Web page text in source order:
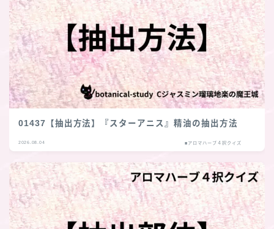
01437【抽出方法】『スターアニス』精油の抽出方法
2026.08.04 ■アロマハーブ４択クイズ